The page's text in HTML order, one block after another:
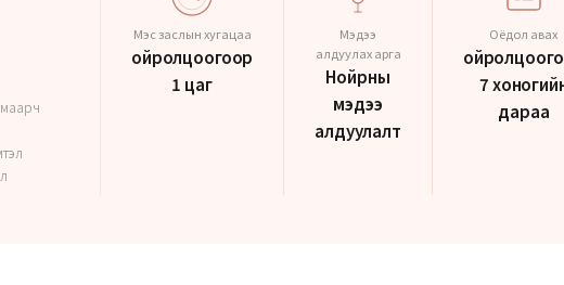
Мэс заслын хугацаа
ойролцоогоор
1 цаг
Мэдээ
алдуулах арга
Нойрны
мэдээ
алдуулалт
Оёдол авах
7
дараа